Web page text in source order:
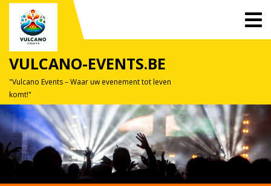
Skip
content
VULCANO-EVENTS.BE
"Vulcano Events – Waar uw evenement tot leven
komt!"